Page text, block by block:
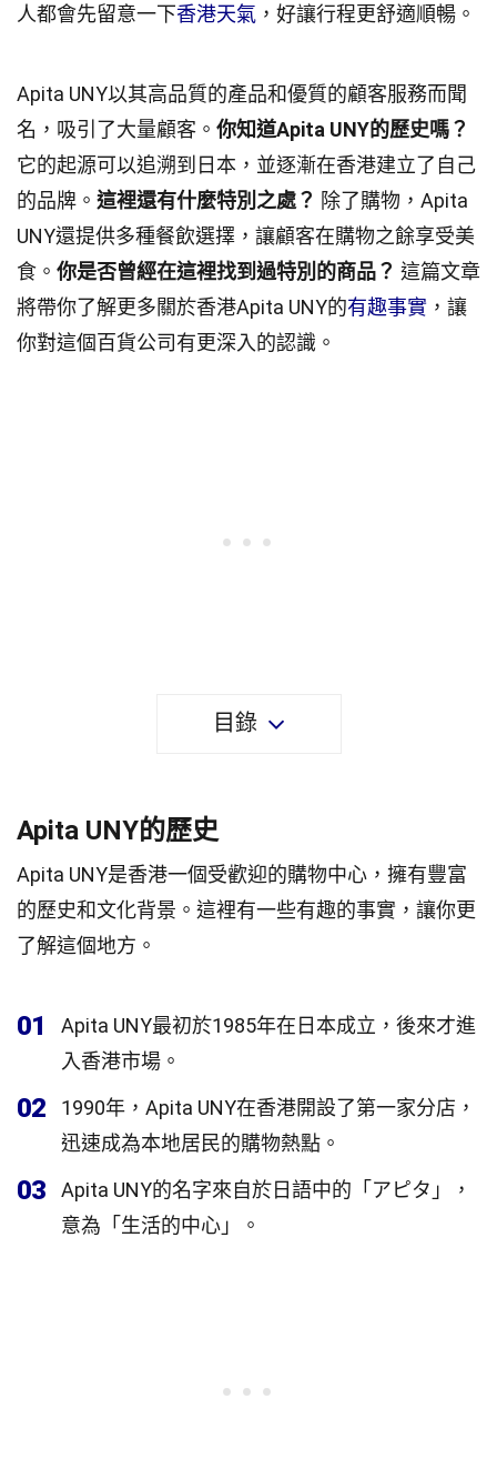
人都會先留意一下香港天氣 ，好讓行程更舒適順暢。
Apita UNY以其高品質的產品和優質的顧客服務而聞
名，吸引了大量顧客。 你知道Apita UNY的歷史嗎？
它的起源可以追溯到日本，並逐漸在香港建立了自己
的品牌。 這裡還有什麼特別之處？ 除了購物，Apita
UNY還提供多種餐飲選擇，讓顧客在購物之餘享受美
食。 你是否曾經在這裡找到過特別的商品？ 這篇文章
將帶你了解更多關於香港Apita UNY的有趣事實 ，讓
你對這個百貨公司有更深入的認識。
目錄
Apita UNY的歷史
Apita UNY是香港一個受歡迎的購物中心，擁有豐富
的歷史和文化背景。這裡有一些有趣的事實，讓你更
了解這個地方。
01
Apita UNY最初於1985年在日本成立，後來才進
入香港市場。
02
1990年，Apita UNY在香港開設了第一家分店，
迅速成為本地居民的購物熱點。
03
Apita UNY的名字來自於日語中的「アピタ」，
意為「生活的中心」。